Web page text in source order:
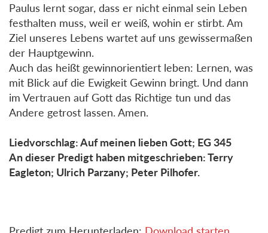
Paulus lernt sogar, dass er nicht einmal sein Leben
festhalten muss, weil er weiß, wohin er stirbt. Am
Ziel unseres Lebens wartet auf uns gewissermaßen
der Hauptgewinn.
Auch das heißt gewinnorientiert leben: Lernen, was
mit Blick auf die Ewigkeit Gewinn bringt. Und dann
im Vertrauen auf Gott das Richtige tun und das
Andere getrost lassen. Amen.
Liedvorschlag: Auf meinen lieben Gott; EG 345
An dieser Predigt haben mitgeschrieben: Terry
Eagleton; Ulrich Parzany; Peter Pilhofer.